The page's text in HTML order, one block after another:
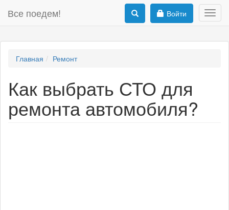
Все поедем! Войти
Главная Ремонт
Как выбрать СТО для
ремонта автомобиля?